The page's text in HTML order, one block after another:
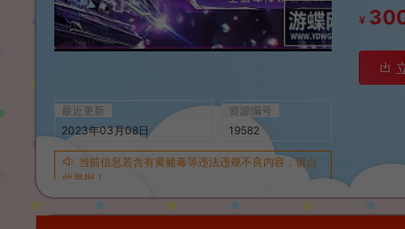
最近更新
2023年03月08日
资源编号
19582
当前信息若含有黄赌毒等违法违规不良内容，请点
此举报！
¥